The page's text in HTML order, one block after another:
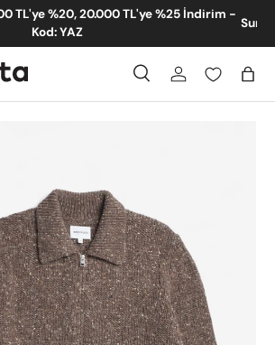
- Yeni Eklenen Ürünler
Ara Giriş